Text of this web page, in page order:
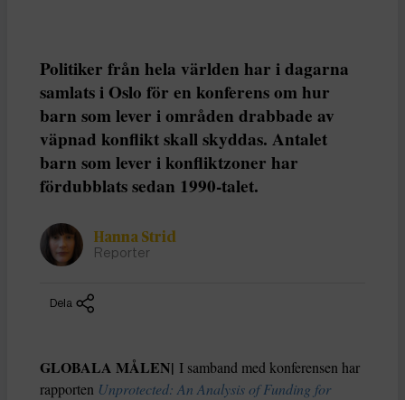
Politiker från hela världen har i dagarna
samlats i Oslo för en konferens om hur
barn som lever i områden drabbade av
väpnad konflikt skall skyddas. Antalet
barn som lever i konfliktzoner har
fördubblats sedan 1990-talet.
Hanna Strid
Reporter
Dela
GLOBALA MÅLEN| I samband med konferensen har
rapporten Unprotected: An Analysis of Funding for